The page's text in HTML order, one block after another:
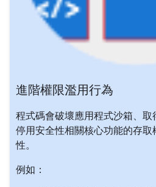
進階權限濫用行為
程式碼會破壞應用程式沙箱、
停用安全性相關核心功能的存
性。
例如：